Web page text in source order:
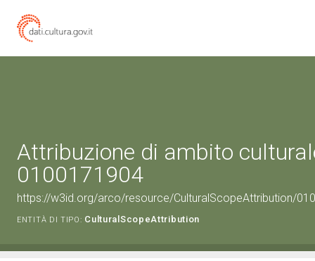
Attribuzione di ambito
0100171904
https://w3id.org/arco/resource/CulturalScopeAttribution/
ENTITÀ DI TIPO: CulturalScopeAttribution